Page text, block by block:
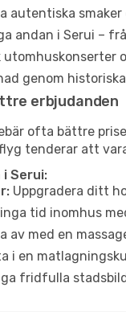
autentiska
andan i Serui –
utomhuskonserter
genom
erbjudanden
ofta bättre
tenderar att
Serui:
Uppgradera ditt
tid inomhus
av med en
i en
fridfulla